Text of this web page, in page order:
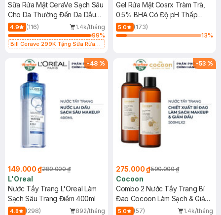
Sữa Rửa Mặt CeraVe Sạch Sâu
Cho Da Thường Đến Da Dầu
473ml
4.9 (116)
1.4k/tháng
99%
Bill Cerave 299K Tặng Sữa Rửa
Gel Rửa Mặt Cosrx Tràm Trà,
0.5% BHA Có Độ pH Thấp
150ml
5.0
(173)
13%
-48 %
149.000 ₫289.000 ₫
L'Oreal
Nước Tẩy Trang L'Oreal Làm
Sạch Sâu Trang Điểm 400ml
4.8 (298)
892/tháng
-53 %
275.000 ₫590.000 ₫
Cocoon
Combo 2 Nước Tẩy Trang Bí
Đao Cocoon Làm Sạch & Giảm
Dầu 500ml
5.0 (57)
1.4k/tháng